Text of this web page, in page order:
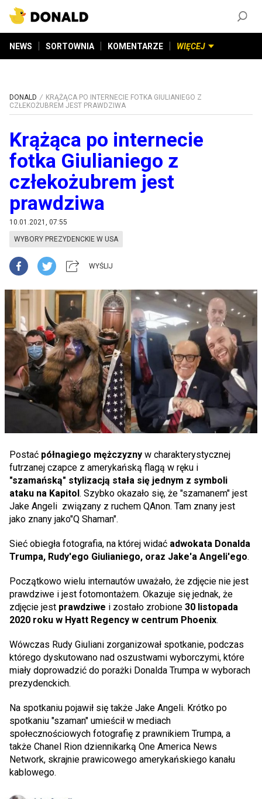
NEWS SORTOWNIA KOMENTARZE WIĘCEJ
DONALD
KRĄŻĄCA PO INTERNECIE FOTKA GIULIANIEGO Z
CZŁEKOŻUBREM JEST PRAWDZIWA
Krążąca po internecie
fotka Giulianiego z
człekożubrem jest
prawdziwa
10.01.2021, 07:55
WYBORY PREZYDENCKIE W USA
WYŚLIJ
Postać półnagiego mężczyzny w charakterystycznej
futrzanej czapce z amerykańską flagą w ręku i
"szamańską" stylizacją stała się jednym z symboli
ataku na Kapitol . Szybko okazało się, że "szamanem" jest
Jake Angeli związany z ruchem QAnon. Tam znany jest
jako znany jako"Q Shaman".
Sieć obiegła fotografia, na której widać adwokata Donalda
Trumpa, Rudy'ego Giulianiego, oraz Jake'a Angeli'ego.
Początkowo wielu internautów uważało, że zdjęcie nie jest
prawdziwe i jest fotomontażem. Okazuje się jednak, że
zdjęcie jest prawdziwe i zostało zrobione 30 listopada
2020 roku w Hyatt Regency w centrum Phoenix.
Wówczas Rudy Giuliani zorganizował spotkanie, podczas
którego dyskutowano nad oszustwami wyborczymi, które
miały doprowadzić do porażki Donalda Trumpa w wyborach
prezydenckich.
Na spotkaniu pojawił się także Jake Angeli. Krótko po
spotkaniu "szaman" umieścił w mediach
społecznościowych fotografię z prawnikiem Trumpa, a
także Chanel Rion dziennikarką One America News
Network, skrajnie prawicowego amerykańskiego kanału
kablowego.